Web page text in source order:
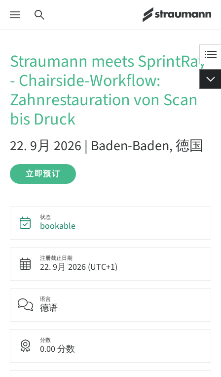
Straumann meets SprintRay
- Chairside-Workflow:
Zahnrestauration von Scan
bis Druck
22. 9月 2026 | Baden-Baden, 德国
立即预订
状态
bookable
注册截止日期
22. 9月 2026 (UTC+1)
语言
德语
分数
0.00 分数